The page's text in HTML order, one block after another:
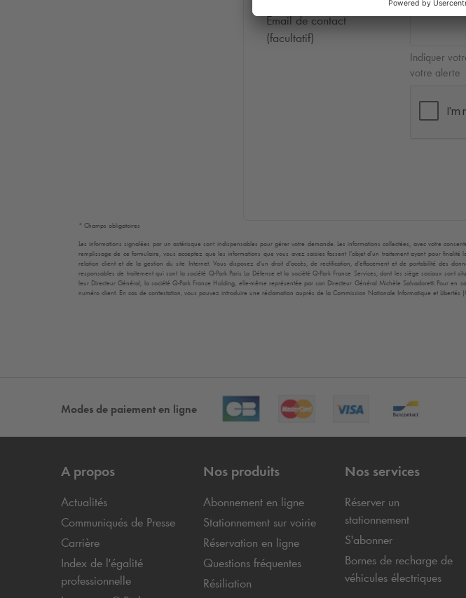
Email de contact
(facultatif)
Indiquer
votre alerte
* Champs obligatoires
Les informations signalées par un astérisque sont indispensables pour gérer votre demande. Les informations collectées, avec votre
remplissage de ce formulaire, vous acceptez que les informations que vous avez saisies fassent l’objet d’un traitement ayant pour
relation client et de la gestion du site Internet. Vous disposez d’un droit d’accès, de rectification, d’effacement et de portabilité des
responsables de traitement qui sont la société Q-ParkParis La Défense et la sociétéQ-Park France Services, dont les siège sociaux sont
leur Directeur Général, la sociétéQ-Park France Holding, elle-même représentée par son Directeur Général Michèle Salvadoretti Pour en
numéro client. En cas de contestation, vous pouvez introduire une réclamation auprès de la Commission Nationale Informatique et Libertés
Modes de paiement en ligne
A propos
Actualités
Communiqués de Presse
Carrière
Index de l'égalité
professionnelle
Nos produits
Abonnement en ligne
Stationnement sur voirie
Réservation en ligne
Questions fréquentes
Résiliation
Nos services
Réserver un
stationnement
S'abonner
Bornes de recharge de
véhicules électriques